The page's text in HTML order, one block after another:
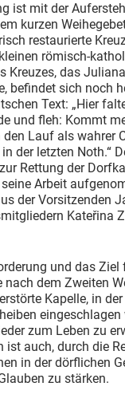
ist mit der
kurzen
restaurierte
römisch-
Kreuzes, das
befindet sich noch
Text: „Hier
und fleh: Kommt
Lauf als wahrer
der letzten Noth.“
Rettung der
Arbeit
der Vorsitzenden
Kateřina
und das Ziel
nach dem Zweiten
Kapelle, in
eingeschlagen
zum Leben zu
ist auch, durch die
in der dörflichen
zu stärken.